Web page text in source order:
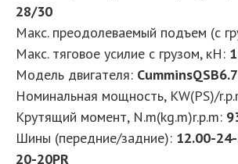
28/30
Макс. преодолеваемый подъем (с
Макс. тяговое усилие с грузом, кН:
Модель двигателя: CumminsQSB6.7
Номинальная мощность, KW(PS)/
Крутящий момент, N.m(kg.m)r.p.m:
Шины (передние/задние): 12.00-
20-20PR